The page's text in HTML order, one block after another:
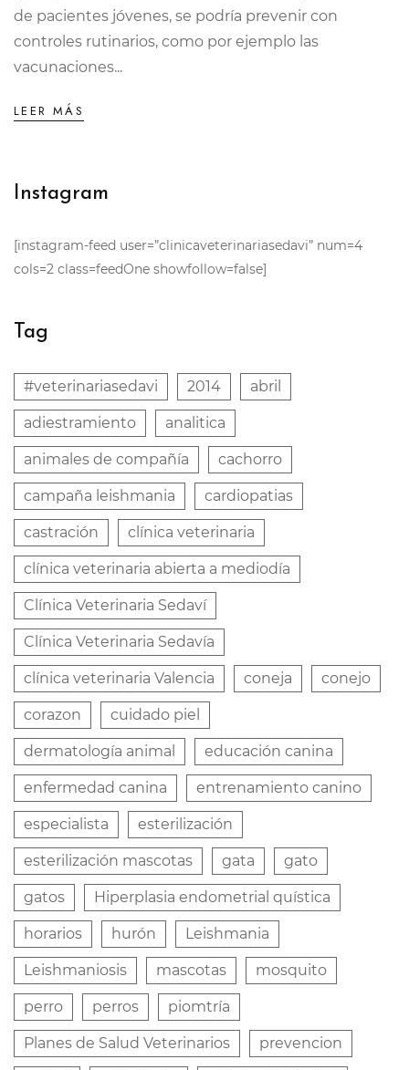
de pacientes jóvenes, se podría prevenir con
controles rutinarios, como por ejemplo las
vacunaciones...
LEER MÁS
Instagram
[instagram-feed user=”clinicaveterinariasedavi” num=4
cols=2 class=feedOne showfollow=false]
Tag
#veterinariasedavi 2014 abril
adiestramiento analitica
animales de compañía cachorro
campaña leishmania cardiopatias
castración clínica veterinaria
clínica veterinaria abierta a mediodía
Clínica Veterinaria Sedaví
Clínica Veterinaria Sedavía
clínica veterinaria Valencia coneja conejo
corazon cuidado piel
dermatología animal educación canina
enfermedad canina entrenamiento canino
especialista esterilización
esterilización mascotas gata gato
gatos Hiperplasia endometrial quística
horarios hurón Leishmania
Leishmaniosis mascotas mosquito
perro perros piomtría
Planes de Salud Veterinarios prevencion